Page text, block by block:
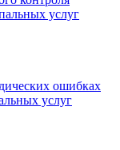
услуг
ошибках
услуг